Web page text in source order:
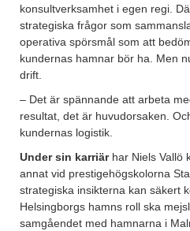
konsultverksamhet i egen regi.
strategiska frågor som
operativa spörsmål som att
kundernas hamnar bör ha. Men
drift.
– Det är spännande att arbeta
resultat, det är huvudorsaken.
kundernas logistik.
Under sin karriärhar Niels Vallö
annat vid prestigehögskolorna
strategiska insikterna kan säkert
Helsingborgs hamns roll ska
samgåendet med hamnarna i